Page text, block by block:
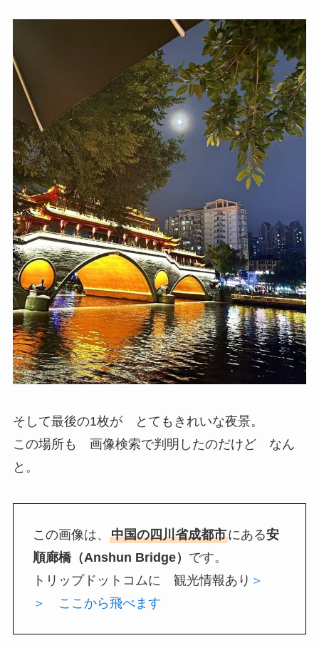
そして最後の1枚が とてもきれいな夜景。
この場所も 画像検索で判明したのだけど なん
と。
この画像は、 中国の四川省成都市にある安
順廊橋（Anshun Bridge） です。
トリップドットコムに 観光情報あり ＞
＞ ここから飛べます